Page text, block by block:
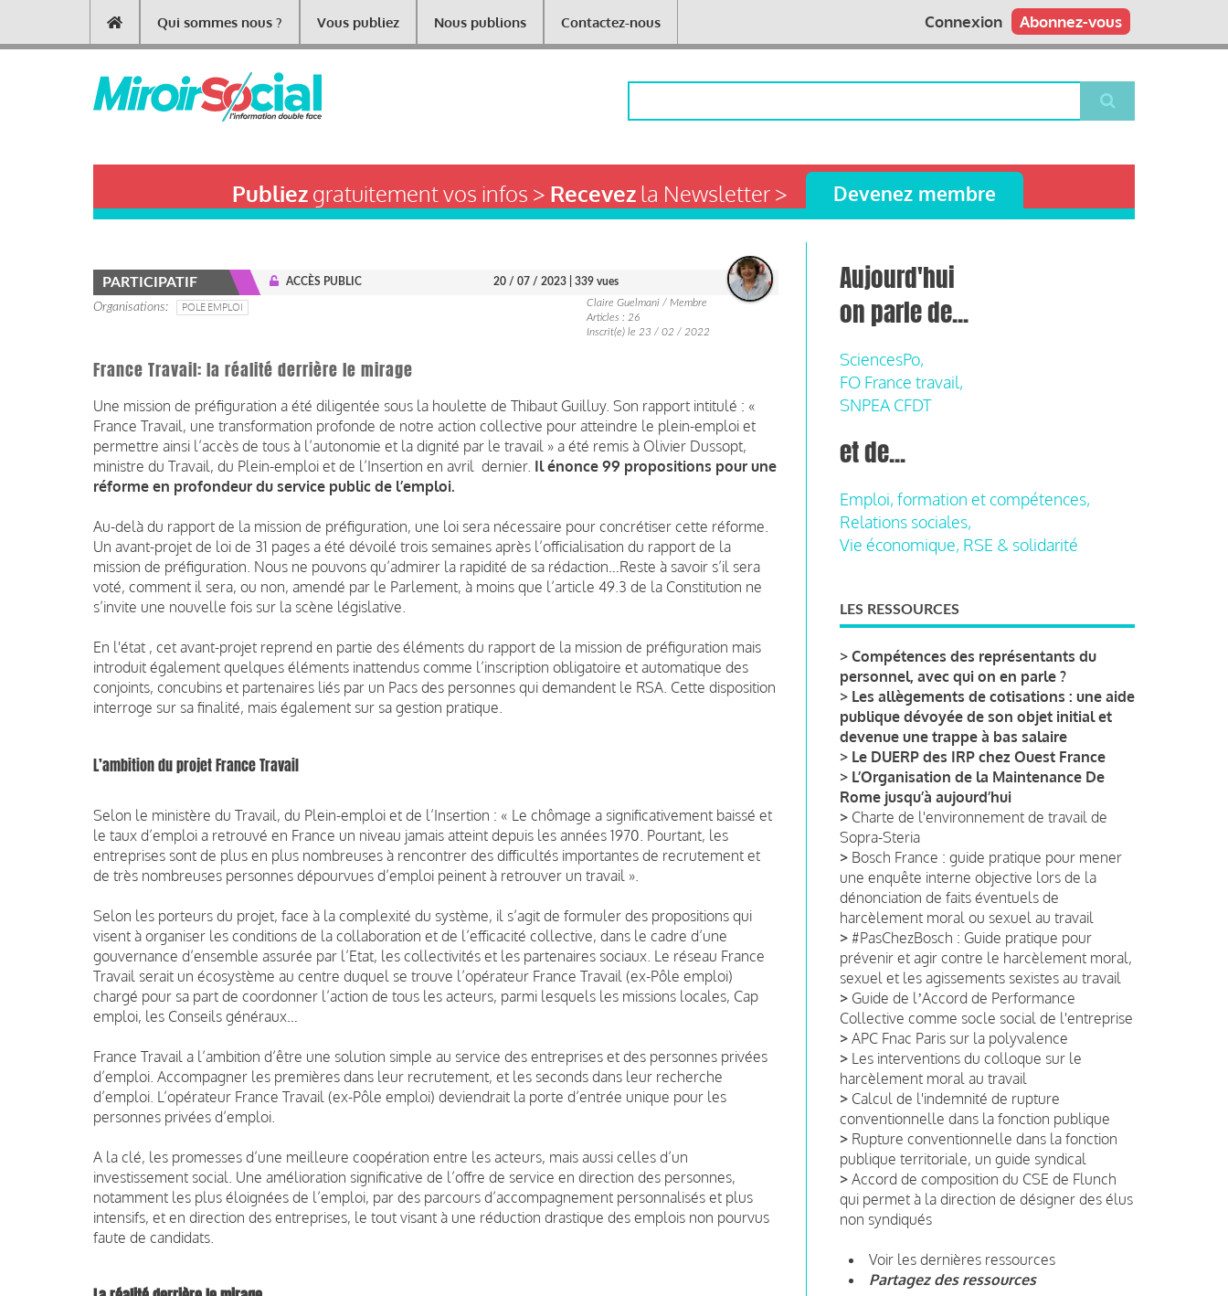
contenu
Main
navigation
Qui sommes nous ? Vous publiez Nous publions Contactez-nous Abonnez-vous
Connexion
Publiezgratuitement vos infos > Recevezla Newsletter > Devenez membre
PARTICIPATIF ACCÈS PUBLIC 20 / 07 / 2023 | 339 vues
Organisations POLE EMPLOI
Claire Guelmani / Membre
Articles : 26
Inscrit(e) le 23 / 02 / 2022
France Travail: la réalité derrière le mirage
Une mission de préfiguration a été diligentée sous la houlette de Thibaut Guilluy. Son rapport intitulé : «
France Travail, une transformation profonde de notre action collective pour atteindre le plein-emploi et
permettre ainsi l’accès de tous à l’autonomie et la dignité par le travail » a été remis à Olivier Dussopt,
ministre du Travail, du Plein-emploi et de l’Insertion en avril dernier. Il énonce 99 propositions pour une
réforme en profondeur du service public de l’emploi.
Au-delà du rapport de la mission de préfiguration, une loi sera nécessaire pour concrétiser cette réforme.
Un avant-projet de loi de 31 pages a été dévoilé trois semaines après l’officialisation du rapport de la
mission de préfiguration. Nous ne pouvons qu’admirer la rapidité de sa rédaction…Reste à savoir s’il sera
voté, comment il sera, ou non, amendé par le Parlement, à moins que l’article 49.3 de la Constitution ne
s’invite une nouvelle fois sur la scène législative.
En l'état , cet avant-projet reprend en partie des éléments du rapport de la mission de préfiguration mais
introduit également quelques éléments inattendus comme l’inscription obligatoire et automatique des
conjoints, concubins et partenaires liés par un Pacs des personnes qui demandent le RSA. Cette disposition
interroge sur sa finalité, mais également sur sa gestion pratique.
L’ambition du projet France Travail
Selon le ministère du Travail, du Plein-emploi et de l’Insertion : « Le chômage a significativement baissé et
le taux d’emploi a retrouvé en France un niveau jamais atteint depuis les années 1970. Pourtant, les
entreprises sont de plus en plus nombreuses à rencontrer des difficultés importantes de recrutement et
de très nombreuses personnes dépourvues d’emploi peinent à retrouver un travail ».
Selon les porteurs du projet, face à la complexité du système, il s’agit de formuler des propositions qui
visent à organiser les conditions de la collaboration et de l’efficacité collective, dans le cadre d’une
gouvernance d’ensemble assurée par l’Etat, les collectivités et les partenaires sociaux. Le réseau France
Travail serait un écosystème au centre duquel se trouve l’opérateur France Travail (ex-Pôle emploi)
chargé pour sa part de coordonner l’action de tous les acteurs, parmi lesquels les missions locales, Cap
emploi, les Conseils généraux…
France Travail a l’ambition d’être une solution simple au service des entreprises et des personnes privées
d’emploi. Accompagner les premières dans leur recrutement, et les seconds dans leur recherche
d’emploi. L’opérateur France Travail (ex-Pôle emploi) deviendrait la porte d’entrée unique pour les
personnes privées d’emploi.
A la clé, les promesses d’une meilleure coopération entre les acteurs, mais aussi celles d’un
investissement social. Une amélioration significative de l’offre de service en direction des personnes,
notamment les plus éloignées de l’emploi, par des parcours d’accompagnement personnalisés et plus
intensifs, et en direction des entreprises, le tout visant à une réduction drastique des emplois non pourvus
faute de candidats.
Aujourd'hui
on parle de...
SciencesPo,
FO France travail,
SNPEA CFDT
et de...
Emploi, formation et compétences,
Relations sociales,
Vie économique, RSE & solidarité
LES RESSOURCES
> Compétences des représentants du
personnel, avec qui on en parle ?
> Les allègements de cotisations : une aide
publique dévoyée de son objet initial et
devenue une trappe à bas salaire
> Le DUERP des IRP chez Ouest France
> L’Organisation de la Maintenance De
Rome jusqu’à aujourd’hui
> Charte de l'environnement de travail de
Sopra-Steria
> Bosch France : guide pratique pour mener
une enquête interne objective lors de la
dénonciation de faits éventuels de
harcèlement moral ou sexuel au travail
> #PasChezBosch : Guide pratique pour
prévenir et agir contre le harcèlement moral,
sexuel et les agissements sexistes au travail
> Guide de lʼAccord de Performance
Collective comme socle social de l'entreprise
> APC Fnac Paris sur la polyvalence
> Les interventions du colloque sur le
harcèlement moral au travail
> Calcul de l'indemnité de rupture
conventionnelle dans la fonction publique
> Rupture conventionnelle dans la fonction
publique territoriale, un guide syndical
> Accord de composition du CSE de Flunch
qui permet à la direction de désigner des élus
non syndiqués
Voir les dernières ressources
Partagez des ressources